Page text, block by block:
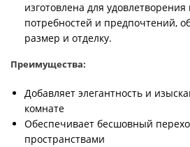
изготовлена для
потребностей и предпочтений,
размер и отделку.
Преимущества:
Добавляет элегантность и
комнате
Обеспечивает бесшовный
пространствами